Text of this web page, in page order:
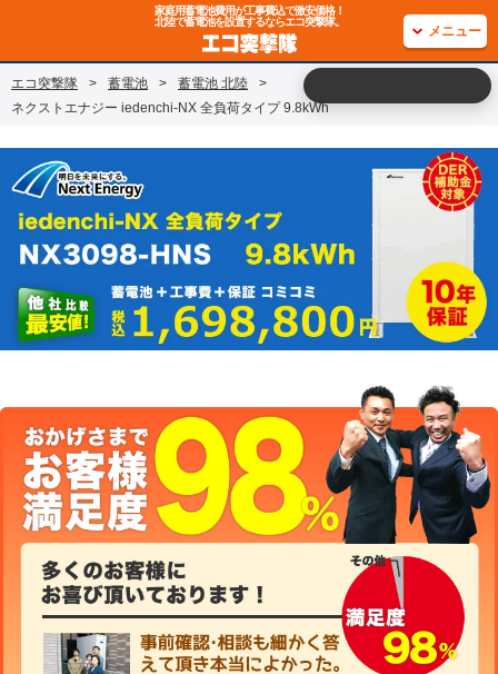
家庭用蓄電池費用が工事費込で激安価格！
北陸で蓄電池を設置するならエコ突撃隊。
メニュー
エコ突撃隊 > 蓄電池 > 蓄電池 北陸
>
ネクストエナジー iedenchi-NX 全負荷タイプ 9.8kWh